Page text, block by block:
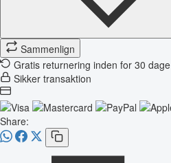
Sammenlign
Gratis returnering inden for 30 dage
Sikker transaktion
Share: